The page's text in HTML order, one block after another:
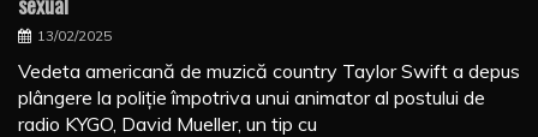
13/02/2025
Vedeta americană de muzică country Taylor Swift a depus
plângere la poliţie împotriva unui animator al postului de
radio KYGO, David Mueller, un tip cu